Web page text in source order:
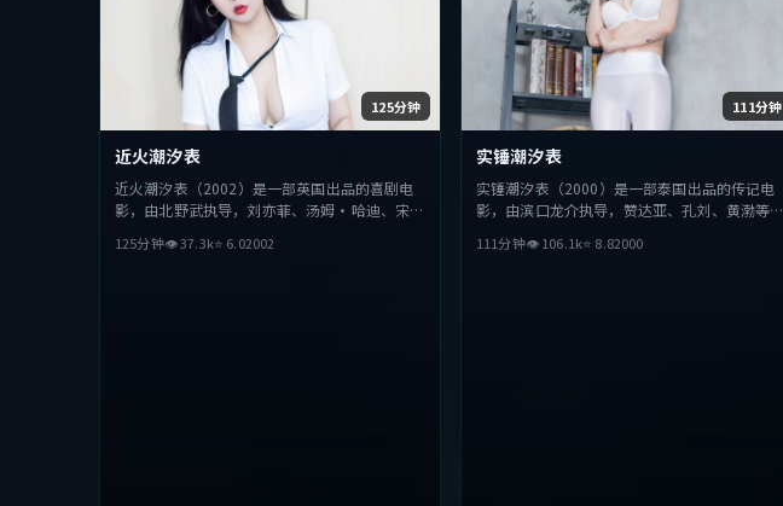
125分钟
近火潮汐表
近火潮汐表（2002）是一部英国出品的喜剧电
影，由北野武执导，刘亦菲、汤姆·哈迪、宋康
人性与抉择，节奏张弛有度，适合喜欢该类型的
125分钟👁37.3k⭐ 6.02002
111分钟
实锤潮汐表
实锤潮汐表（2000）是一部泰国出品的传记电
影，由滨口龙介执导，赞达亚、孔刘、黄渤等主
抉择，节奏张弛有度，适合喜欢该类型的观众完
111分钟👁106.1k⭐ 8.82000